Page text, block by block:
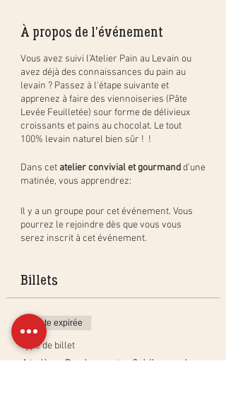
À propos de l'événement
Vous avez suivi l’Atelier Pain au Levain ou
avez déjà des connaissances du pain au
levain ? Passez à l’étape suivante et
apprenez à faire des viennoiseries (Pâte
Levée Feuilletée) sour forme de délivieux
croissants et pains au chocolat. Le tout
100% levain naturel bien sûr ! !
Dans cet atelier convivial et gourmandd’une
matinée, vous apprendrez:
la méthode pour créer des croissants
et pains au chocolat, étape par étape,
et en pratique ;
levain de Panettone);
les différentes techniques pour
obtenir les mêmes résultats qu'en
boulangerie.
De plus, vous repartirez avec vos propres
croissants et pains au chocolat à cuire à la
Il y a un groupe pour cet événement. Vous
pourrez le rejoindre dès que vous vous
serez inscrit à cet événement.
Billets
Vente expirée
Type de billet
Atelier Croissants & Viennoise